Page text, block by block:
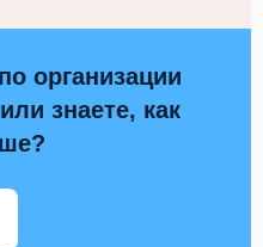
организации
знаете, как